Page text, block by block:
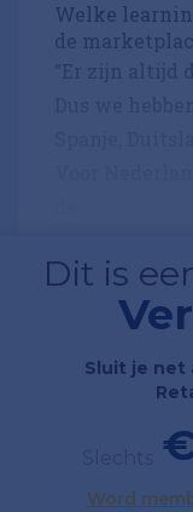
Welke
de
Dit is
Sluit je net
Word